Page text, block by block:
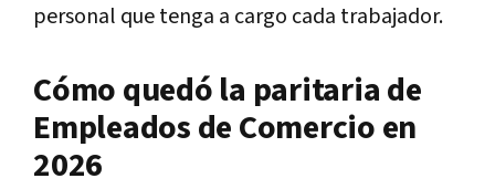
personal que tenga a cargo cada trabajador.
Cómo quedó la paritaria de
Empleados de Comercio en
2026